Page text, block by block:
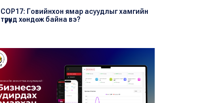
COP17: Говийнхон ямар асуудлыг хамгийн
түрүүнд хөндөж байна вэ?